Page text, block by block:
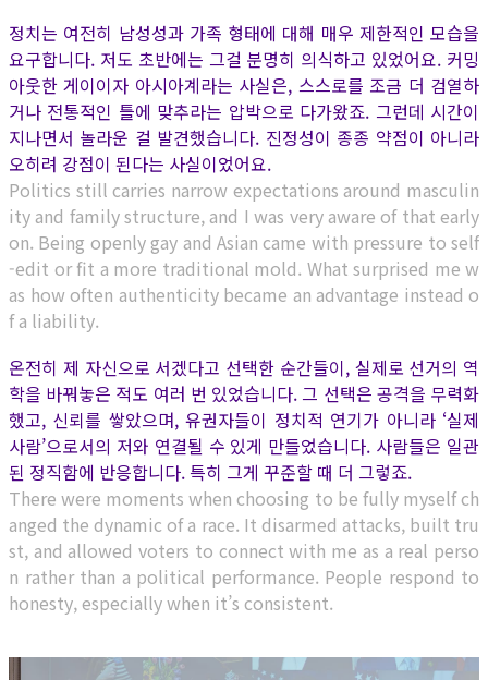
정치는 여전히 남성성과 가족 형태에 대해 매우 제한적인 모습을
요구합니다. 저도 초반에는 그걸 분명히 의식하고 있었어요. 커밍
아웃한 게이이자 아시아계라는 사실은, 스스로를 조금 더 검열하
거나 전통적인 틀에 맞추라는 압박으로 다가왔죠. 그런데 시간이
지나면서 놀라운 걸 발견했습니다. 진정성이 종종 약점이 아니라
오히려 강점이 된다는 사실이었어요.
Politics still carries narrow expectations around masculin
ity and family structure, and I was very aware of that early
on. Being openly gay and Asian came with pressure to self
-edit or fit a more traditional mold. What surprised me w
as how often authenticity became an advantage instead o
f a liability.
온전히 제 자신으로 서겠다고 선택한 순간들이, 실제로 선거의 역
학을 바꿔놓은 적도 여러 번 있었습니다. 그 선택은 공격을 무력화
했고, 신뢰를 쌓았으며, 유권자들이 정치적 연기가 아니라 ‘실제
사람’으로서의 저와 연결될 수 있게 만들었습니다. 사람들은 일관
된 정직함에 반응합니다. 특히 그게 꾸준할 때 더 그렇죠.
There were moments when choosing to be fully myself ch
anged the dynamic of a race. It disarmed attacks, built tru
st, and allowed voters to connect with me as a real perso
n rather than a political performance. People respond to
honesty, especially when it’s consistent.